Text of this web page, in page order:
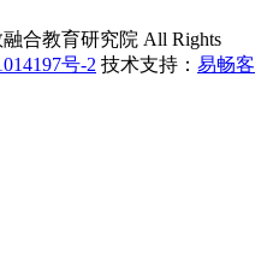
合教育研究院 All Rights
号-2 技术支持： 易畅客